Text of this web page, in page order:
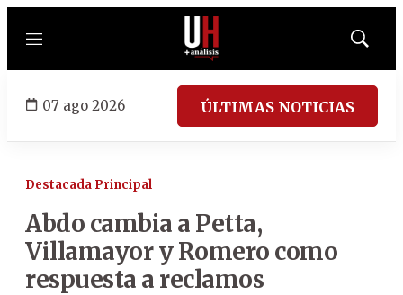
Menú
Mostrar
07 ago 2026 ÚLTIMAS NOTICIAS
Destacada Principal
Abdo cambia a Petta,
Villamayor y Romero como
respuesta a reclamos